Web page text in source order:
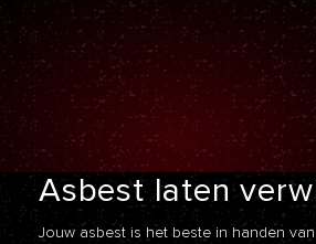
Asbest laten
Jouw asbest is het beste in handen